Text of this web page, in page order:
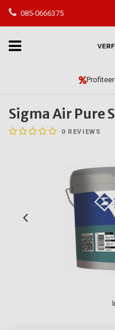
085-0666375
Vóór
Sigma Air Pure
0 REVIEWS